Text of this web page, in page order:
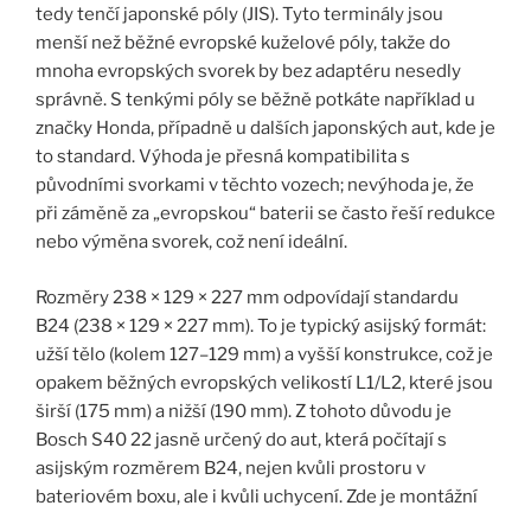
tedy tenčí japonské póly (JIS). Tyto terminály jsou
menší než běžné evropské kuželové póly, takže do
mnoha evropských svorek by bez adaptéru nesedly
správně. S tenkými póly se běžně potkáte například u
značky Honda, případně u dalších japonských aut, kde je
to standard. Výhoda je přesná kompatibilita s
původními svorkami v těchto vozech; nevýhoda je, že
při záměně za „evropskou“ baterii se často řeší redukce
nebo výměna svorek, což není ideální.
Rozměry 238 × 129 × 227 mm odpovídají standardu
B24 (238 × 129 × 227 mm). To je typický asijský formát:
užší tělo (kolem 127–129 mm) a vyšší konstrukce, což je
opakem běžných evropských velikostí L1/L2, které jsou
širší (175 mm) a nižší (190 mm). Z tohoto důvodu je
Bosch S40 22 jasně určený do aut, která počítají s
asijským rozměrem B24, nejen kvůli prostoru v
bateriovém boxu, ale i kvůli uchycení. Zde je montážní